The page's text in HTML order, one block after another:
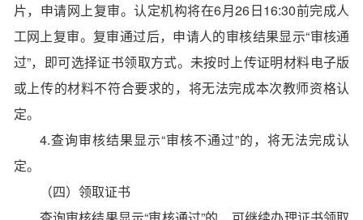
片，申请网上复审。认定机构将在6月26日16:30前完成人
工网上复审。复审通过后，申请人的审核结果显示“审核通
过”，即可选择证书领取方式。未按时上传证明材料电子版
或上传的材料不符合要求的，将无法完成本次教师资格认
定。
4.查询审核结果显示“审核不通过”的，将无法完成认
定。
（四）领取证书